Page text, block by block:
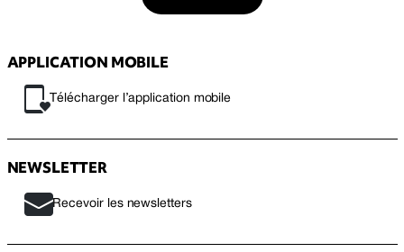
APPLICATION MOBILE
Télécharger l’application mobile
NEWSLETTER
Recevoir les newsletters